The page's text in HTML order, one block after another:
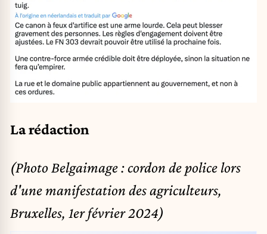
La rédaction
(Photo Belgaimage : cordon de police lors
d'une manifestation des agriculteurs,
Bruxelles, 1er février 2024)